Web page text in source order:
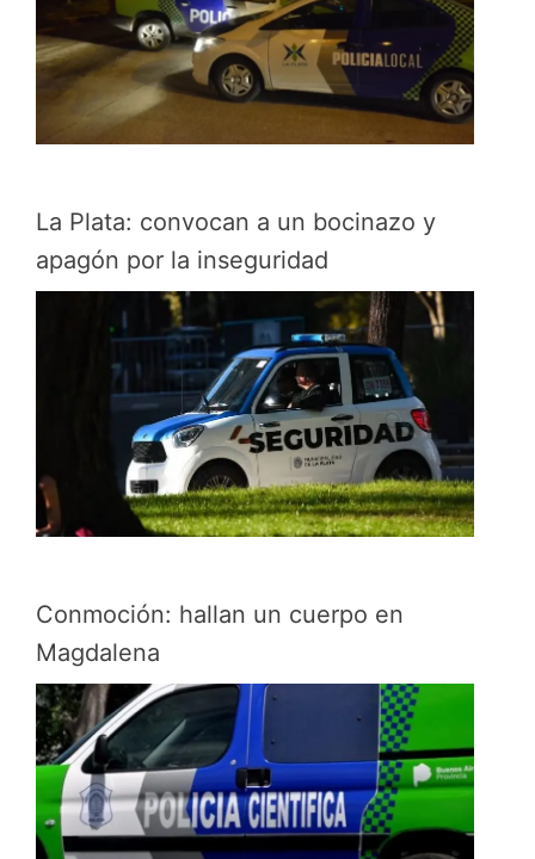
La Plata: convocan a un bocinazo y
apagón por la inseguridad
Conmoción: hallan un cuerpo en
Magdalena